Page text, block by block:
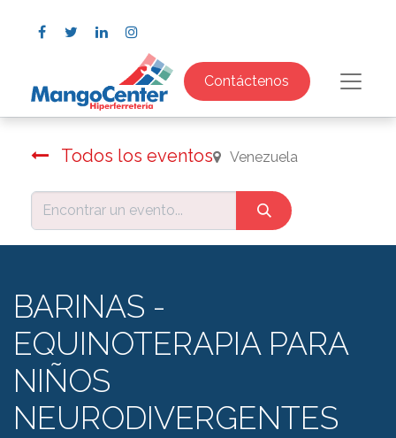
Contáctenos
Todos los eventos Venezuela
BARINAS -
EQUINOTERAPIA PARA
NIÑOS
NEURODIVERGENTES